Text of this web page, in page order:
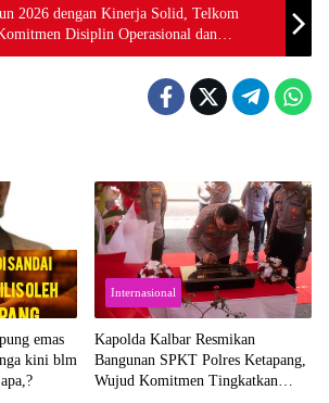
2026 dengan Kinerja Solid, Telkom
Disiplin Operasional dan
emas
kini blm
Internasional
Kapolda Kalbar Resmikan
Bangunan SPKT Polres Ketapang,
Wujud Komitmen Tingkatkan